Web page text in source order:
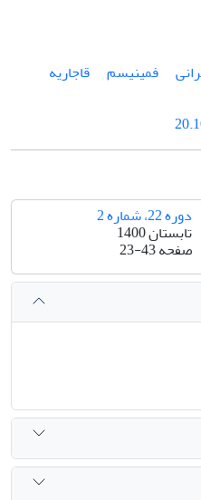
فمینیسم
قاجاریه
دوره 22، شماره 2
تابستان 1400
صفحه23-43